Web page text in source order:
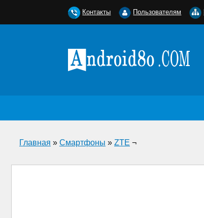
Главная » Смартфоны » ZTE ¬
Контакты Пользователям